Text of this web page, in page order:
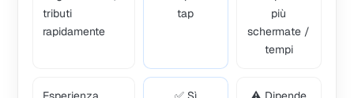
tributi
rapidamente
tap
più
schermate /
tempi